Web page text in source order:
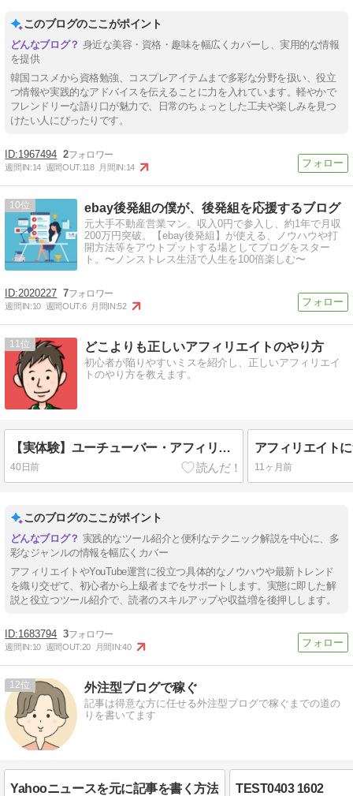
このブログのここがポイント
身近な美容・資格・趣味を幅広くカバーし、実用的な情報
を提供
韓国コスメから資格勉強、コスプレアイテムまで多彩な分野を扱い、役立
つ情報や実践的なアドバイスを伝えることに力を入れています。軽やかで
フレンドリーな語り口が魅力で、日常のちょっとした工夫や楽しみを見つ
けたい人にぴったりです。
1967494 2
週間IN:14 週間OUT:118 月間IN:14
10 ebay後発組の僕が、後発組を応援するブログ
元大手不動産営業マン。収入0円で参入し、約1年で月収
200万円突破。【ebay後発組】が使える、ノウハウや打
開方法等をアウトプットする場としてブログをスター
ト。〜ノンストレス生活で人生を100倍楽しむ〜
2020227 7
週間IN:10 週間OUT:6 月間IN:52
11 どこよりも正しいアフィリエイトのやり方
初心者が陥りやすいミスを紹介し、正しいアフィリエイ
トのやり方を教えます。
【実体験】ユーチューバー・アフィリエイターは住宅ローンを組めるのか？
40日前 11ヶ月前
このブログのここがポイント
実践的なツール紹介と便利なテクニック解説を中心に、多
彩なジャンルの情報を幅広くカバー
アフィリエイトやYouTube運営に役立つ具体的なノウハウや最新トレンド
を織り交ぜて、初心者から上級者までをサポートします。実態に即した解
説と役立つツール紹介で、読者のスキルアップや収益増を後押しします。
1683794 3
週間IN:10 週間OUT:20 月間IN:40
12 外注型ブログで稼ぐ
記事は得意な方に任せる外注型ブログで稼ぐまでの道の
りを書いてます
Yahooニュースを元に記事を書く方法 TEST0403 1602